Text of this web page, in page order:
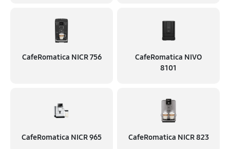
CafeRomatica NICR 756
CafeRomatica NIVO
8101
CafeRomatica NICR 965 CafeRomatica NICR 823